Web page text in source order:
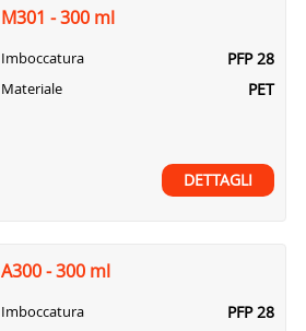
M301 - 300 ml
Imboccatura PFP 28
Materiale PET
DETTAGLI
A300 - 300 ml
Imboccatura PFP 28